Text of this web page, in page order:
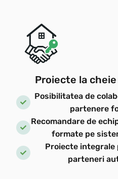
Proiecte la
Posibilitatea de
partenere
Recomandare de
formate pe
Proiecte integrale
parteneri